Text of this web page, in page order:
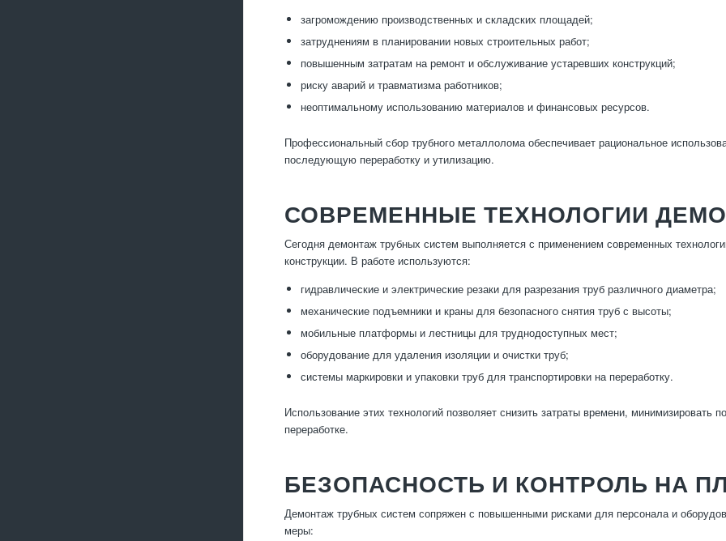
загромождению производственных и складских площадей;
затруднениям в планировании новых строительных работ;
повышенным затратам на ремонт и обслуживание устаревших конструкций;
риску аварий и травматизма работников;
неоптимальному использованию материалов и финансовых ресурсов.
Профессиональный сбор трубного металлолома обеспечивает рациональное
последующую переработку и утилизацию.
СОВРЕМЕННЫЕ ТЕХНОЛОГИИ
Сегодня демонтаж трубных систем выполняется с применением современных
конструкции. В работе используются:
гидравлические и электрические резаки для разрезания труб различного диаметра;
механические подъемники и краны для безопасного снятия труб с высоты;
мобильные платформы и лестницы для труднодоступных мест;
оборудование для удаления изоляции и очистки труб;
системы маркировки и упаковки труб для транспортировки на переработку.
Использование этих технологий позволяет снизить затраты времени, минимизировать
переработке.
БЕЗОПАСНОСТЬ И КОНТРОЛЬ НА
Демонтаж трубных систем сопряжен с повышенными рисками для персонала и
меры: